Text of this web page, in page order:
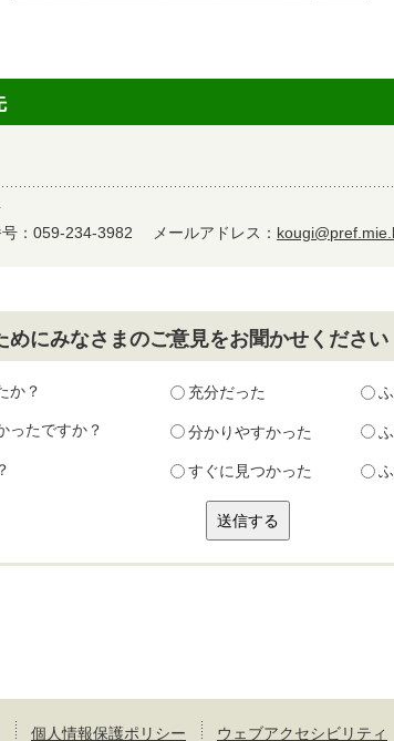
：059-234-3982
メールアドレス：
にみなさまのご意見をお聞かせください
か？ 充分だった
ったですか？ 分かりやすかった
すぐに見つかった
個人情報保護ポリシー ウェブアクセシビリティ